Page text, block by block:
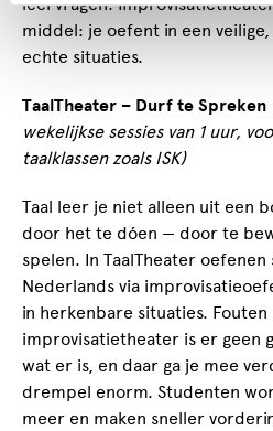
middel: je oefent in een
echte situaties.
TaalTheater – Durf te Spreken
wekelijkse sessies van 1 uur,
taalklassen zoals ISK)
Taal leer je niet alleen uit een
door het te dóen — door te
spelen. In TaalTheater
Nederlands via
in herkenbare situaties. Fouten
improvisatietheater is er geen
wat er is, en daar ga je mee
drempel enorm. Studenten
meer en maken sneller